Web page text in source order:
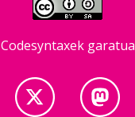
Codesyntaxek garatua